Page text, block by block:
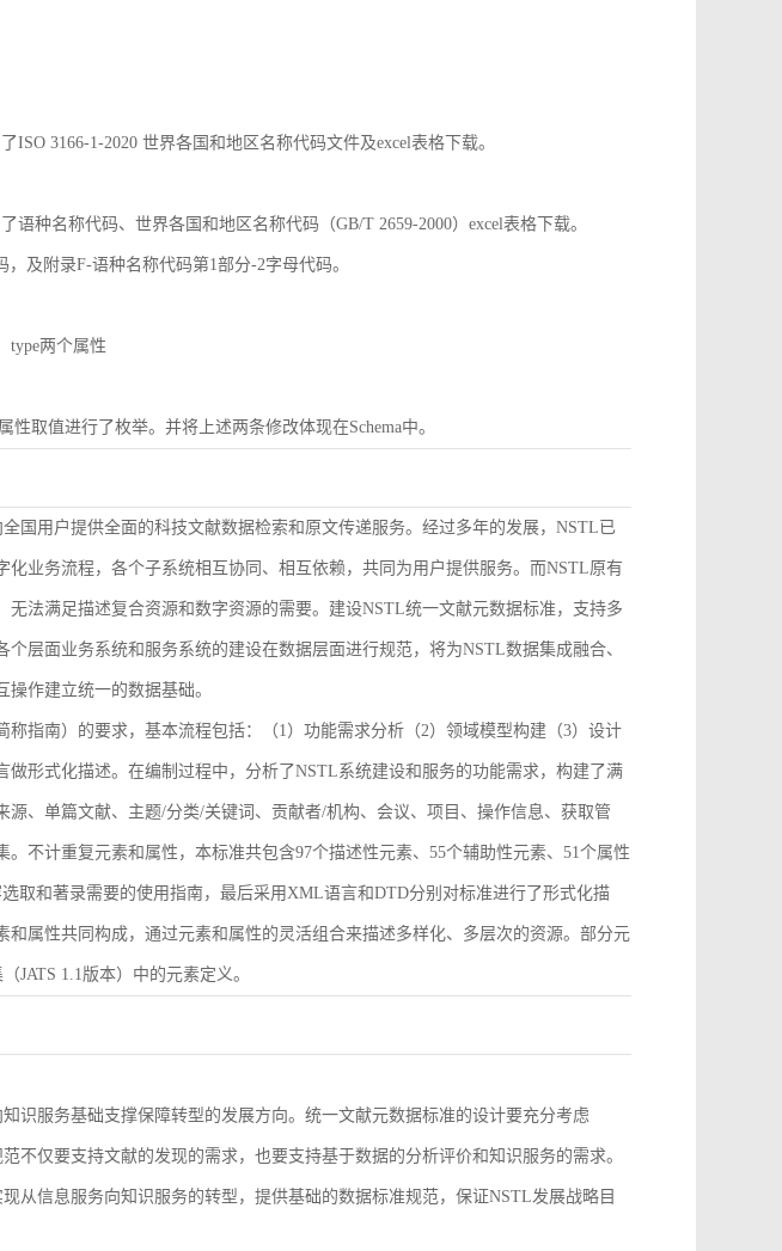
3166-1-2020 世界各国和地区名称代码文件及excel表格下载。
种名称代码、世界各国和地区名称代码（GB/T 2659-2000）excel表格下载。
及附录F-语种名称代码第1部分-2字母代码。
type两个属性
取值进行了枚举。并将上述两条修改体现在Schema中。
国用户提供全面的科技文献数据检索和原文传递服务。经过多年的发展，NSTL已
业务流程，各个子系统相互协同、相互依赖，共同为用户提供服务。而NSTL原有
法满足描述复合资源和数字资源的需要。建设NSTL统一文献元数据标准，支持多
层面业务系统和服务系统的建设在数据层面进行规范，将为NSTL数据集成融合、
作建立统一的数据基础。
指南）的要求，基本流程包括：（1）功能需求分析（2）领域模型构建（3）设计
形式化描述。在编制过程中，分析了NSTL系统建设和服务的功能需求，构建了满
源、单篇文献、主题/分类/关键词、贡献者/机构、会议、项目、操作信息、获取管
不计重复元素和属性，本标准共包含97个描述性元素、55个辅助性元素、51个属性
取和著录需要的使用指南，最后采用XML语言和DTD分别对标准进行了形式化描
属性共同构成，通过元素和属性的灵活组合来描述多样化、多层次的资源。部分元
JATS 1.1版本）中的元素定义。
识服务基础支撑保障转型的发展方向。统一文献元数据标准的设计要充分考虑
不仅要支持文献的发现的需求，也要支持基于数据的分析评价和知识服务的需求。
从信息服务向知识服务的转型，提供基础的数据标准规范，保证NSTL发展战略目